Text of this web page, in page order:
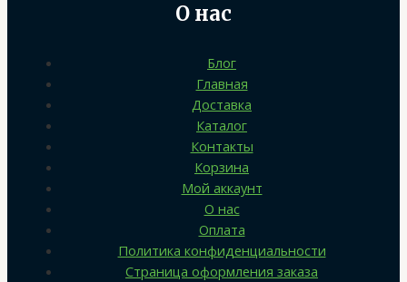
О нас
Блог
Главная
Доставка
Каталог
Контакты
Корзина
Мой аккаунт
О нас
Оплата
Политика конфиденциальности
Страница оформления заказа